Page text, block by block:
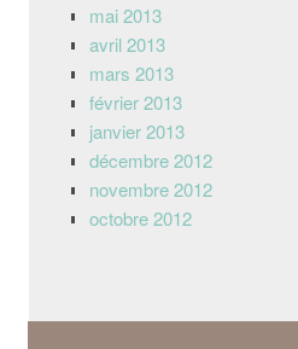
mai 2013
avril 2013
mars 2013
février 2013
janvier 2013
décembre 2012
novembre 2012
octobre 2012